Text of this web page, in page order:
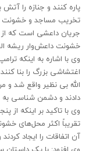
پاره کنند و جنازه را
تخریب مساجد و خشونت
جریان داعشی است که
خشونت داعش‌وار ریشه
وی با اشاره به اینکه
اغتشاشی بزرگ را بنا
الله بی نظیر واقع شد و
دادند و دشمن شناسی
وی با تاکید بر اینکه از
تقریباً اکثر محل‌های
آن اتفاقات را ایجاد